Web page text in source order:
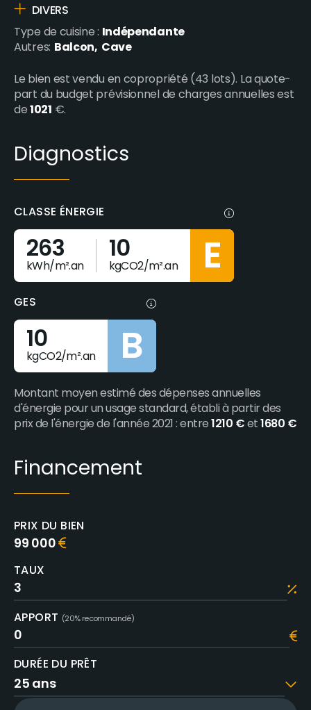
DIVERS
Type de cuisine : Indépendante
Autres: Balcon Cave
Le bien est vendu en copropriété (43 lots). La quote-
part du budget prévisionnel de charges annuelles est
de1021 €.
Diagnostics
CLASSE ÉNERGIE
263
kWh/m².an 10
kgCO2/m².an E
GES
10
kgCO2/m².an B
Montant moyen estimé des dépenses annuelles
d'énergie pour un usage standard, établi à partir des
prix de l'énergie de l'année 2021 : entre1210 €et1680 €
Financement
PRIX DU BIEN
99 000
TAUX
APPORT (20% recommandé)
DURÉE DU PRÊT